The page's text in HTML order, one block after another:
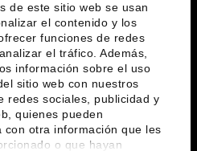
de este sitio web se usan
el contenido y los
funciones de redes
el tráfico. Además,
información sobre el uso
sitio web con nuestros
redes sociales, publicidad y
quienes pueden
con otra información que les
o que hayan